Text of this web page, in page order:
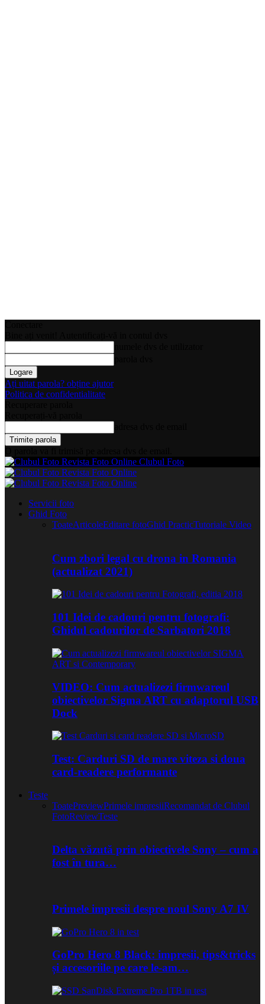
Ați uitat parola? obține ajutor
Politica de confidentialitate
Clubul Foto
Servicii foto
Ghid Foto
ToateArticoleEditare fotoGhid PracticTutoriale Video
Cum zbori legal cu drona in Romania
(actualizat 2021)
101 Idei de cadouri pentru fotografi:
Ghidul cadourilor de Sarbatori 2018
VIDEO: Cum actualizezi firmwareul
obiectivelor Sigma ART cu adaptorul USB
Dock
Test: Carduri SD de mare viteza si doua
card-readere performante
Teste
ToatePreviewPrimele impresiiRecomandat de Clubul
FotoReviewTeste
Delta văzută prin obiectivele Sony – cum a
fost în tura…
Primele impresii despre noul Sony A7 IV
GoPro Hero 8 Black: impresii, tips&tricks
și accesoriile pe care le-am…